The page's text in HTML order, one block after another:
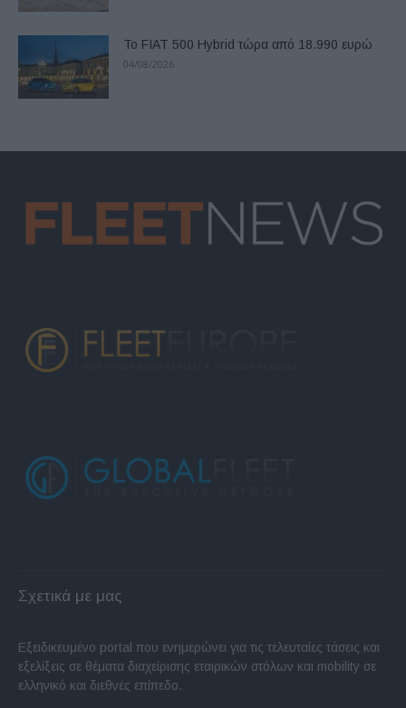
Το FIAT 500 Hybrid τώρα από 18.990 ευρώ
04/08/2026
Σχετικά με μας
Εξειδικευμένο portal που ενημερώνει για τις τελευταίες τάσεις και
εξελίξεις σε θέματα διαχείρισης εταιρικών στόλων και mobility σε
ελληνικό και διεθνές επίπεδο.